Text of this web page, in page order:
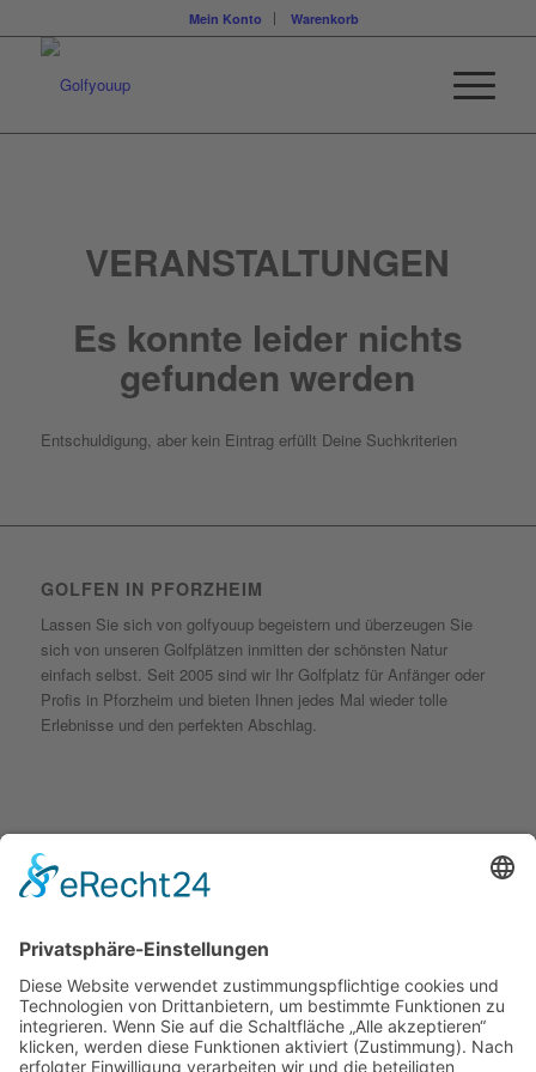
Mein Konto Warenkorb
VERANSTALTUNGEN
Es konnte leider nichts
gefunden werden
Entschuldigung, aber kein Eintrag erfüllt Deine Suchkriterien
GOLFEN IN PFORZHEIM
Lassen Sie sich von golfyouup begeistern und überzeugen Sie
sich von unseren Golfplätzen inmitten der schönsten Natur
einfach selbst. Seit 2005 sind wir Ihr Golfplatz für Anfänger oder
Profis in Pforzheim und bieten Ihnen jedes Mal wieder tolle
Erlebnisse und den perfekten Abschlag.
KONTAKT
golfyouup GmbH
75248 Ölbronn Dürrn
Telefon: 07237 – 484000
Telefax: 07237 – 484001
E-Mail:info@golfyouup.de